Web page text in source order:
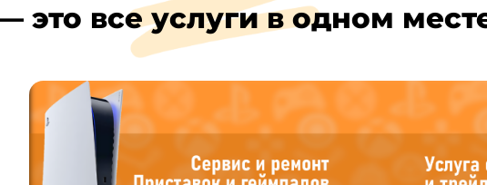
это все услуги в одном